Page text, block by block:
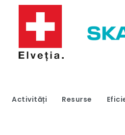
Activități Resurse